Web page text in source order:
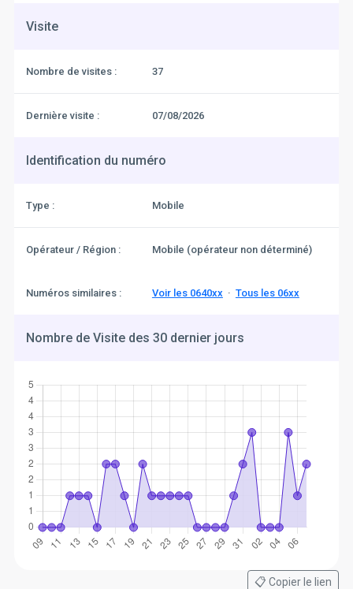
Visite
Nombre de visites : 37
Dernière visite : 07/08/2026
Identification du numéro
Type : Mobile
Opérateur / Région : Mobile (opérateur non déterminé)
Numéros similaires : Voir les 0640xx· Tous les 06xx
Nombre de Visite des 30 dernier jours
📋 Copier le lien